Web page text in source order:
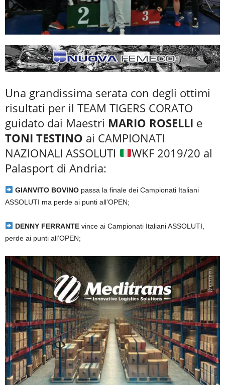
Una grandissima serata con degli ottimi
risultati per il TEAM TIGERS CORATO
guidato dai Maestri MARIO ROSELLI e
TONI TESTINO ai CAMPIONATI
NAZIONALI ASSOLUTI
WKF 2019/20 al
Palasport di Andria:
GIANVITO BOVINOpassa la finale dei Campionati Italiani
ASSOLUTI ma perde ai punti all’OPEN;
DENNY FERRANTEvince ai Campionati Italiani ASSOLUTI,
perde ai punti all’OPEN;